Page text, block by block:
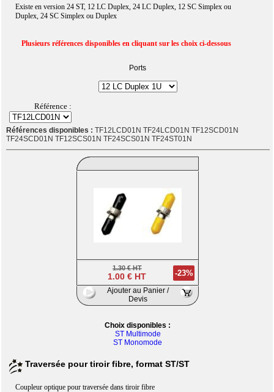
Existe en version 24 ST, 12 LC Duplex, 24 LC Duplex, 12 SC Simplex ou
Duplex, 24 SC Simplex ou Duplex
Plusieurs références disponibles en cliquant sur les choix ci-dessous
Ports
Référence :
Références disponibles : TF12LCD01N TF24LCD01N TF12SCD01N
TF24SCD01N TF12SCS01N TF24SCS01N TF24ST01N
1.30 € HT
1.00 € HT -23%
Ajouter au Panier /
Devis
Choix disponibles :
ST Multimode
ST Monomode
Traversée pour tiroir fibre, format ST/ST
Coupleur optique pour traversée dans tiroir fibre